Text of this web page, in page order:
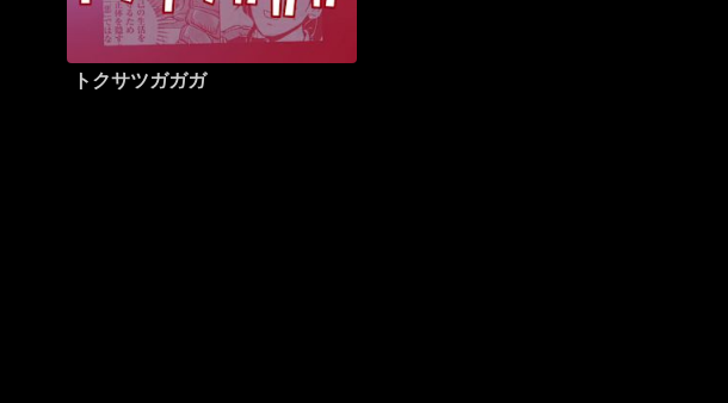
トクサツガガガ